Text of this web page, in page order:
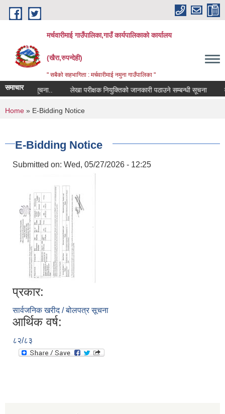
Skip to main content
मर्चवारीमाई गाउँपालिका,गाउँ कार्यपालिकाको कार्यालय
(खैरा,रुपन्देही)
" सबैको सहभागिता : मर्चवारीमाई नमुना गाउँपालिका "
समाचार
सम्बन्धी सूचना.. लेखा परीक्षक नियुक्तिको जानकारी पठाउने सम्बन्धी सूचना
You are here
Home » E-Bidding Notice
E-Bidding Notice
Submitted on: Wed, 05/27/2026 - 12:25
प्रकार:
सार्वजनिक खरीद / बोलपत्र सूचना
आर्थिक वर्ष:
८२/८३